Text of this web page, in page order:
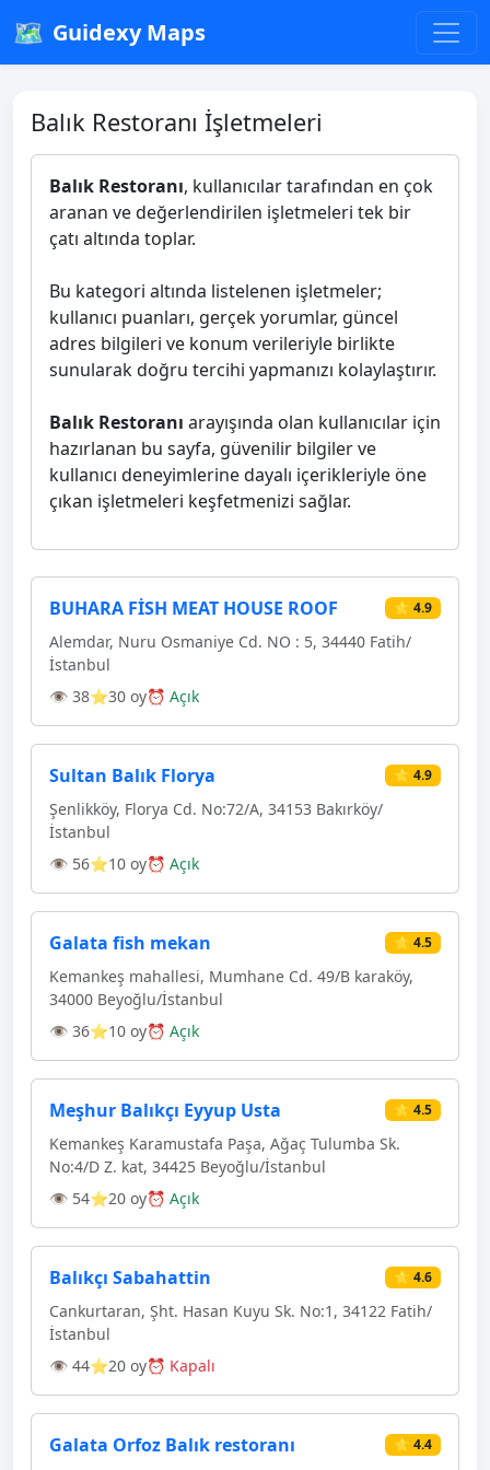
🗺️ Guidexy Maps
Balık Restoranı İşletmeleri
Balık Restoranı, kullanıcılar tarafından en çok
aranan ve değerlendirilen işletmeleri tek bir
çatı altında toplar.
Bu kategori altında listelenen işletmeler;
kullanıcı puanları, gerçek yorumlar, güncel
adres bilgileri ve konum verileriyle birlikte
sunularak doğru tercihi yapmanızı kolaylaştırır.
Balık Restoranı arayışında olan kullanıcılar için
hazırlanan bu sayfa, güvenilir bilgiler ve
kullanıcı deneyimlerine dayalı içerikleriyle öne
çıkan işletmeleri keşfetmenizi sağlar.
BUHARA FİSH MEAT HOUSE ROOF ⭐ 4.9
Alemdar, Nuru Osmaniye Cd. NO : 5, 34440 Fatih/
İstanbul
👁 38⭐30 oy⏰ Açık
Sultan Balık Florya ⭐ 4.9
Şenlikköy, Florya Cd. No:72/A, 34153 Bakırköy/
İstanbul
👁 56⭐10 oy⏰ Açık
Galata fish mekan ⭐ 4.5
Kemankeş mahallesi, Mumhane Cd. 49/B karaköy,
34000 Beyoğlu/İstanbul
👁 36⭐10 oy⏰ Açık
Meşhur Balıkçı Eyyup Usta ⭐ 4.5
Kemankeş Karamustafa Paşa, Ağaç Tulumba Sk.
No:4/D Z. kat, 34425 Beyoğlu/İstanbul
👁 54⭐20 oy⏰ Açık
Balıkçı Sabahattin ⭐ 4.6
Cankurtaran, Şht. Hasan Kuyu Sk. No:1, 34122 Fatih/
İstanbul
👁 44⭐20 oy⏰ Kapalı
Galata Orfoz Balık restoranı ⭐ 4.4